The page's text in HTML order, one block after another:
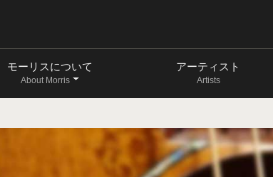
モーリスについて
About Morris
アーティスト
Artists